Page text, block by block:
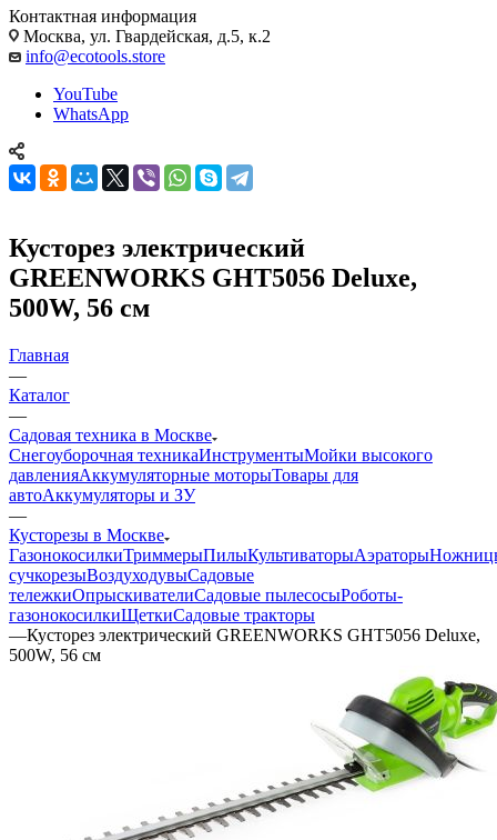
Контактная информация
Москва, ул. Гвардейская, д.5, к.2
info@ecotools.store
YouTube
WhatsApp
Кусторез электрический
GREENWORKS GHT5056 Deluxe,
500W, 56 см
Главная
—
Каталог
—
Садовая техника в Москве
Снегоуборочная техникаИнструментыМойки высокого
давленияАккумуляторные моторыТовары для
автоАккумуляторы и ЗУ
—
Кусторезы в Москве
ГазонокосилкиТриммерыПилыКультиваторыАэраторы
сучкорезыВоздуходувыСадовые
тележкиОпрыскивателиСадовые пылесосыРоботы-
газонокосилкиЩеткиСадовые тракторы
—Кусторез электрический GREENWORKS GHT5056 Deluxe,
500W, 56 см